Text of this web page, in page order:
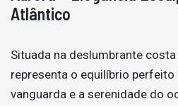
Atlântico
Situada na deslumbrante
representa o equilíbrio
vanguarda e a serenidade do